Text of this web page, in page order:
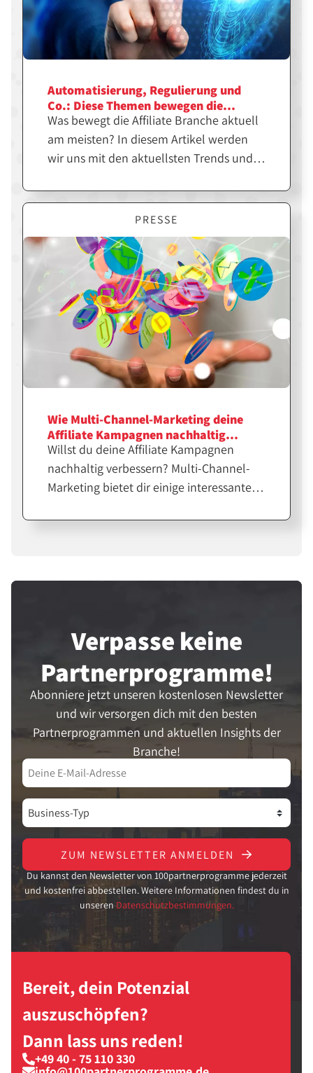
Automatisierung, Regulierung und
Co.: Diese Themen bewegen die
Affiliate Branche aktuell am meisten
Was bewegt die Affiliate Branche aktuell
am meisten? In diesem Artikel werden
wir uns mit den aktuellsten Trends und
beschäftigen. Von neuen Methoden zur
Automatisierung bis hin zur Regulierung
durch DSGVO und Co. - hier bleibt ihr up-
to-date!
PRESSE
Wie Multi-Channel-Marketing deine
Affiliate Kampagnen nachhaltig
verbessert
Willst du deine Affiliate Kampagnen
nachhaltig verbessern? Multi-Channel-
Marketing bietet dir einige interessante
verschiedene Kanäle für deine Strategie
über Techniken bis hin zur Zielerreichung
Multi-Channel-Marketing entdecken!
Verpasse keine
Partner­programme!
Abonniere jetzt unseren kostenlosen Newsletter
und wir versorgen dich mit den besten
Partnerprogrammen und aktuellen Insights der
Branche!
ZUM NEWSLETTER ANMELDEN
Du kannst den Newsletter von 100partnerprogramme jederzeit
und kostenfrei abbestellen. Weitere Informationen findest du in
unseren Datenschutzbestimmungen.
Bereit, dein Potenzial
auszuschöpfen?
Dann lass uns reden!
+49 40 - 75 110 330